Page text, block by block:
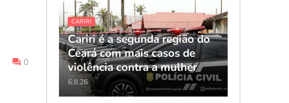
0
CARIRI
Cariri é a segunda região do
Ceará com mais casos de
violência contra a mulher
6.8.26